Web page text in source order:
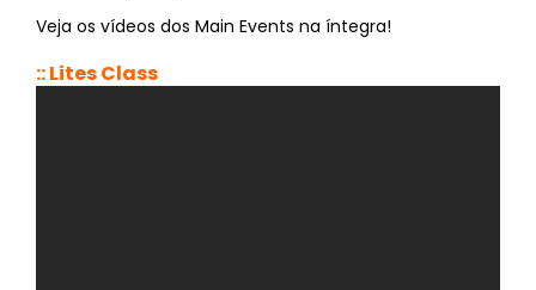
Veja os vídeos dos Main Events na íntegra!
:: Lites Class